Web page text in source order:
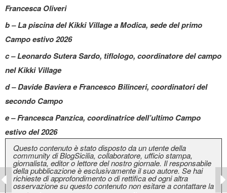
Francesca Oliveri
b – La piscina del Kikki Village a Modica, sede del primo
Campo estivo 2026
c – Leonardo Sutera Sardo, tiflologo, coordinatore del campo
nel Kikki Village
d – Davide Baviera e Francesco Bilinceri, coordinatori del
secondo Campo
e – Francesca Panzica, coordinatrice dell’ultimo Campo
estivo del 2026
Questo contenuto è stato disposto da un utente della
community di BlogSicilia, collaboratore, ufficio stampa,
giornalista, editor o lettore del nostro giornale. Il responsabile
della pubblicazione è esclusivamente il suo autore. Se hai
richieste di approfondimento o di rettifica ed ogni altra
osservazione su questo contenuto non esitare a contattare la